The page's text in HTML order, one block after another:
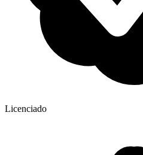
Licenciado